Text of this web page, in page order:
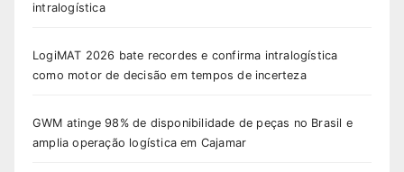
intralogística
LogiMAT 2026 bate recordes e confirma intralogística
como motor de decisão em tempos de incerteza
GWM atinge 98% de disponibilidade de peças no Brasil e
amplia operação logística em Cajamar